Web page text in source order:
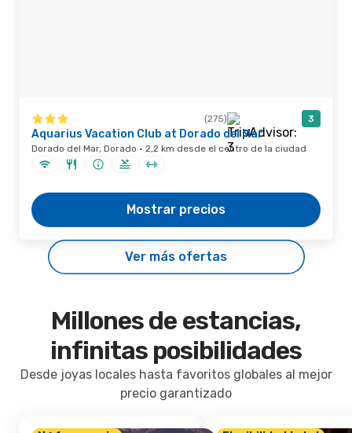
(275) 3
Aquarius Vacation Club at Dorado del Mar
Dorado del Mar, Dorado · 2,2 km desde el centro de la ciudad
Mostrar precios
Ver más ofertas
Millones de estancias,
infinitas posibilidades
Desde joyas locales hasta favoritos globales al mejor
precio garantizado